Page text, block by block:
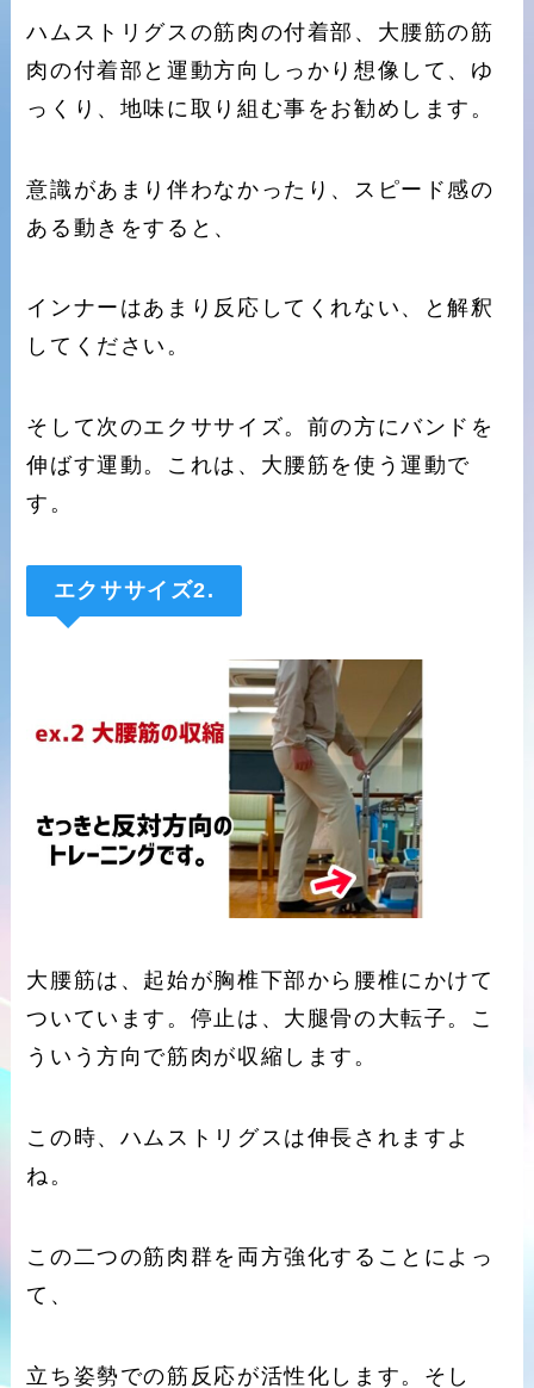
ハムストリグスの筋肉の付着部、大腰筋の筋
肉の付着部と運動方向しっかり想像して、ゆ
っくり、地味に取り組む事をお勧めします。
意識があまり伴わなかったり、スピード感の
ある動きをすると、
インナーはあまり反応してくれない、と解釈
してください。
そして次のエクササイズ。前の方にバンドを
伸ばす運動。これは、大腰筋を使う運動で
す。
エクササイズ2.
大腰筋は、起始が胸椎下部から腰椎にかけて
ついています。停止は、大腿骨の大転子。こ
ういう方向で筋肉が収縮します。
この時、ハムストリグスは伸長されますよ
ね。
この二つの筋肉群を両方強化することによっ
て、
立ち姿勢での筋反応が活性化します。そし